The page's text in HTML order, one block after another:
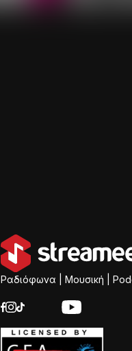
Ραδιόφωνα | Μουσική |